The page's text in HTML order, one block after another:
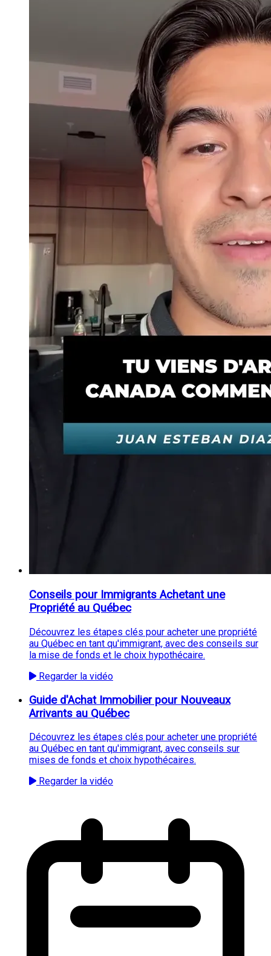
Conseils pour Immigrants Achetant une
Propriété au Québec
Découvrez les étapes clés pour acheter une propriété
au Québec en tant qu'immigrant, avec des conseils sur
la mise de fonds et le choix hypothécaire.
Regarder la vidéo
Guide d'Achat Immobilier pour Nouveaux
Arrivants au Québec
Découvrez les étapes clés pour acheter une propriété
au Québec en tant qu'immigrant, avec conseils sur
mises de fonds et choix hypothécaires.
Regarder la vidéo